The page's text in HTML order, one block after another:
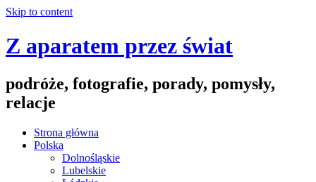
Skip to content
Z aparatem przez świat
podróże, fotografie, porady, pomysły,
relacje
Strona główna
Polska
Dolnośląskie
Lubelskie